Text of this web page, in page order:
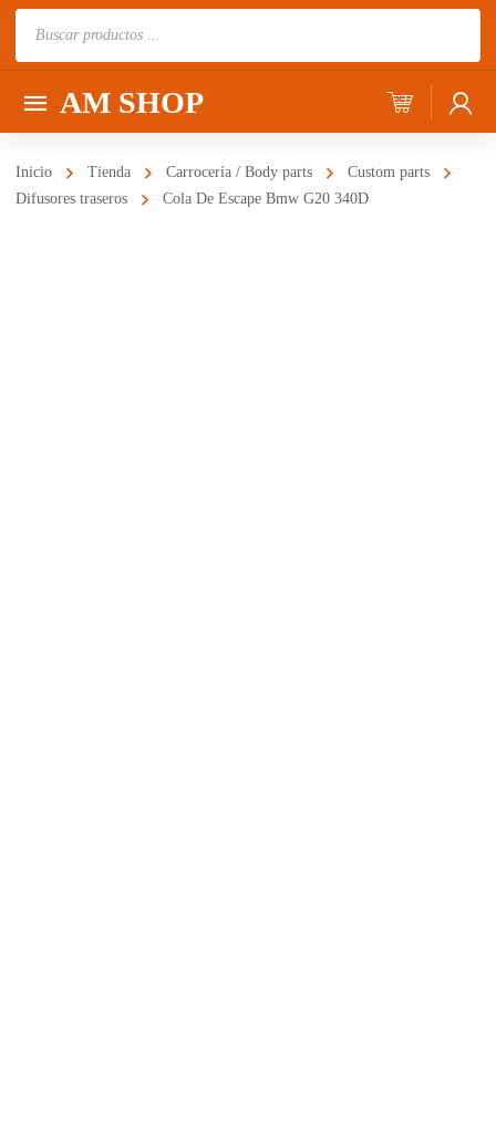
AM SHOP
Inicio Tienda Carrocería / Body parts
Custom parts
Difusores traseros
Cola De Escape Bmw G20 340D